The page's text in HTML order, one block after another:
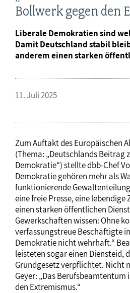
Bollwerk gegen den
Liberale Demokratien sind
Damit Deutschland stabil
anderem einen starken
11. Juli 2025
Zum Auftakt des Europäischen
(Thema: „Deutschlands Beitrag
Demokratie“) stellte dbb-Chef
Demokratie gehören mehr als
funktionierende
eine freie Presse, eine
einen starken öffentlichen
Gewerkschaften wissen: Ohne
verfassungstreue Beschäftigte
Demokratie nicht wehrhaft.“
leisteten sogar einen Diensteid,
Grundgesetz verpflichtet. Nicht
Geyer: „Das Berufsbeamtentum
den Extremismus.“